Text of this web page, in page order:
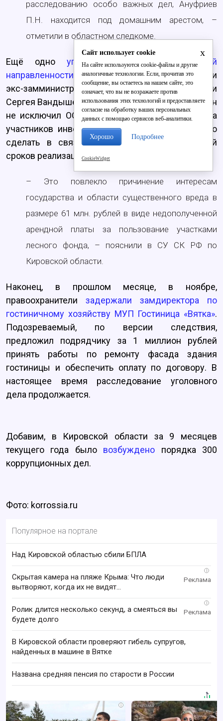
расследованию особо важных дел, Ануфриев
П.Н. находится под домашним арестом, –
отметили в областном следкоме.
Ещё одно уголовное дело коррупционной
направленности было возбуждено в отношении
экс-замминистра промышленности и энергетики
Сергея Вандышева. По информации следствия, он
не исключил ООО «Шабалинский ДОЗ» из числа
участников инвестпроекта, хотя обязан был это
сделать в связи с нарушением организацией
сроков реализации проекта.
– Это повлекло причинение интересам
государства и области существенного вреда в
размере 61 млн. рублей в виде недополученной
арендной платы за пользование участками
лесного фонда, – пояснили в СУ СК РФ по
Кировской области.
Наконец, в прошлом месяце, в ноябре,
правоохранители задержали замдиректора по
гостиничному хозяйству МУП Гостиница «Вятка».
Подозреваемый, по версии следствия,
предложил подрядчику за 1 миллион рублей
принять работы по ремонту фасада здания
гостиницы и обеспечить оплату по договору. В
настоящее время расследование уголовного
дела продолжается.
Добавим, в Кировской области за 9 месяцев
текущего года было возбуждено порядка 300
коррупционных дел.
Фото: korrossia.ru
Популярное на портале
Над Кировской областью сбили БПЛА
i
Скрытая камера на пляже Крыма: Что люди
вытворяют, когда их не видят...
i
Ролик длится несколько секунд, а смеяться вы
будете долго
В Кировской области проверяют гибель супругов,
найденных в машине в Вятке
Названа средняя пенсия по старости в России
i
x
Сайт использует cookie
На сайте используются cookie-файлы и другие
аналогичные технологии. Если, прочитав это
сообщение, вы остаетесь на нашем сайте, это
означает, что вы не возражаете против
использования этих технологий и предоставляете
согласие на обработку ваших персональных
данных с помощью сервисов веб-аналитики.
Хорошо Подробнее
CookieWidget